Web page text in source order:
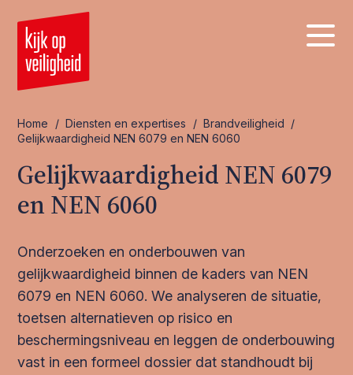
Home / Diensten en expertises / Brandveiligheid /
Gelijkwaardigheid NEN 6079 en NEN 6060
Gelijkwaardigheid NEN 6079
en NEN 6060
Onderzoeken en onderbouwen van
gelijkwaardigheid binnen de kaders van NEN
6079 en NEN 6060. We analyseren de situatie,
toetsen alternatieven op risico en
beschermingsniveau en leggen de onderbouwing
vast in een formeel dossier dat standhoudt bij